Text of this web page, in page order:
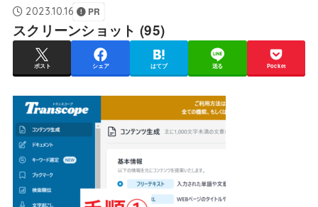
2023.10.16 PR
スクリーンショット (95)
ポスト シェア はてブ 送る Pocket